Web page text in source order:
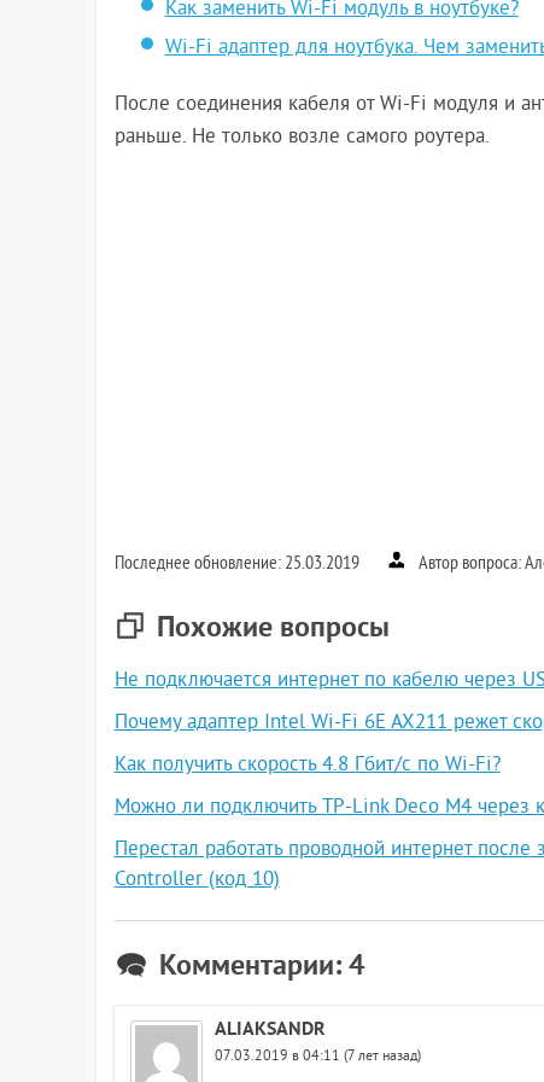
Как заменить Wi-Fi модуль в ноутбуке?
Wi-Fi адаптер для ноутбука. Чем
После соединения кабеля от Wi-Fi модуля и
раньше. Не только возле самого роутера.
Последнее обновление: 25.03.2019 Автор вопроса:
Похожие вопросы
Не подключается интернет по кабелю через
Почему адаптер Intel Wi-Fi 6E AX211 режет
Как получить скорость 4.8 Гбит/с по Wi-Fi?
Можно ли подключить TP-Link Deco M4 через
Перестал работать проводной интернет
Controller (код 10)
Комментарии: 4
ALIAKSANDR
07.03.2019 в 04:11 (7 лет назад)